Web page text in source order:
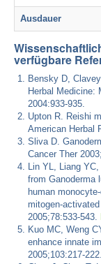
Ausdauer
verfügbare
Bensky D,
Herbal Medicine:
2004:933-935.
Upton R. Reishi
American Herbal
Sliva D.
Cancer Ther
Lin YL, Liang
from Ganoderma
human
mitogen-
2005;78:533-543.
Kuo MC, Weng
enhance innate
2005;103:217-222.